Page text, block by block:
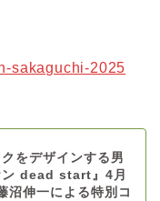
sakaguchi-2025
をデザインする男
ン dead start』4月
沼伸一による特別コ